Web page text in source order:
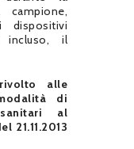
dispositivi
incluso, il
alle
di
al
21.11.2013